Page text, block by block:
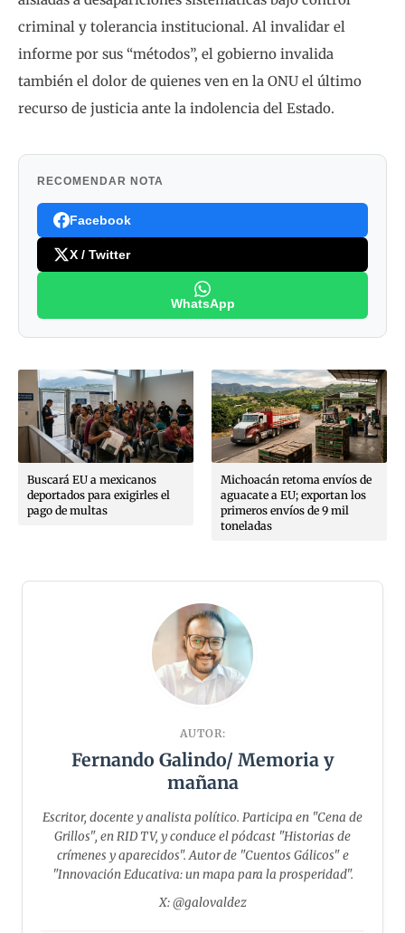
criminal y tolerancia institucional. Al invalidar el
informe por sus “métodos”, el gobierno invalida
también el dolor de quienes ven en la ONU el último
recurso de justicia ante la indolencia del Estado.
RECOMENDAR NOTA
Facebook
X / Twitter
WhatsApp
Buscará EU a mexicanos
deportados para exigirles el
pago de multas
Michoacán retoma envíos de
aguacate a EU; exportan los
primeros envíos de 9 mil
toneladas
AUTOR:
Fernando Galindo/ Memoria y
mañana
Escritor, docente y analista político. Participa en "Cena de
Grillos", en RID TV, y conduce el pódcast "Historias de
crímenes y aparecidos". Autor de "Cuentos Gálicos" e
"Innovación Educativa: un mapa para la prosperidad".
X: @galovaldez